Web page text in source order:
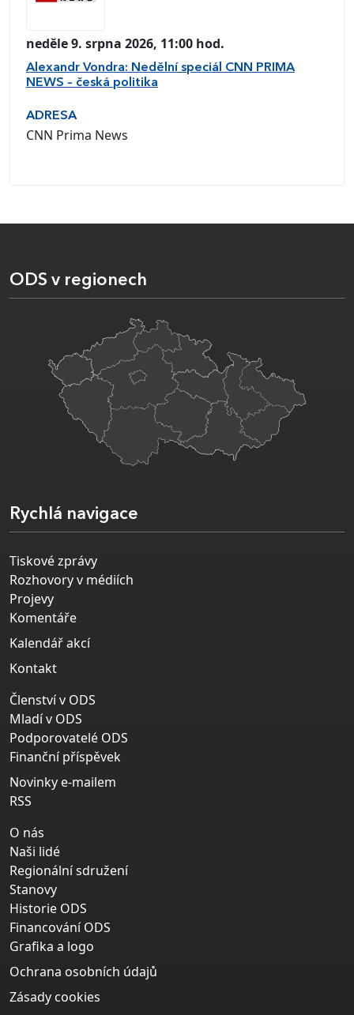
neděle 9. srpna 2026, 11:00 hod.
Alexandr Vondra: Nedělní speciál CNN PRIMA
NEWS – česká politika
ADRESA
CNN Prima News
ODS v regionech
Rychlá navigace
Tiskové zprávy
Rozhovory v médiích
Projevy
Komentáře
Kalendář akcí
Kontakt
Členství v ODS
Mladí v ODS
Podporovatelé ODS
Finanční příspěvek
Novinky e-mailem
RSS
O nás
Naši lidé
Regionální sdružení
Stanovy
Historie ODS
Financování ODS
Grafika a logo
Ochrana osobních údajů
Zásady cookies